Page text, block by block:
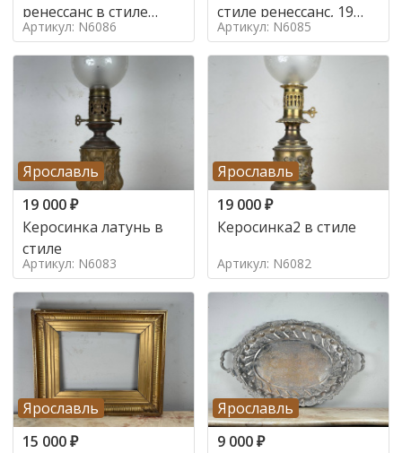
ренессанс в стиле
ренессанс,
Артикул: N6086
стиле ренессанс, 19
век
Артикул: N6085
Ярославль
19 000₽
Керосинка латунь в
стиле
Артикул: N6083
Ярославль
19 000₽
Керосинка2 в стиле
Артикул: N6082
Ярославль
15 000₽
Ярославль
9 000₽